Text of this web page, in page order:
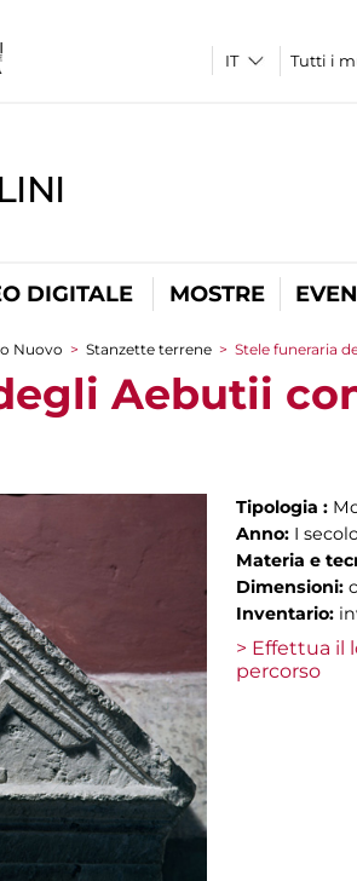
Tutti i
DIGITALE MOSTRE
Nuovo > Stanzette terrene > Stele funeraria
Aebutii
Tipologia :
Anno: I
Materia e
Dimensioni:
Inventario:
> Effettua il
percorso